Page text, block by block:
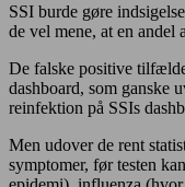
SSI burde gøre
de vel mene, at en
De falske positive
dashboard, som ganske
reinfektion på SSIs
Men udover de rent
symptomer, før testen